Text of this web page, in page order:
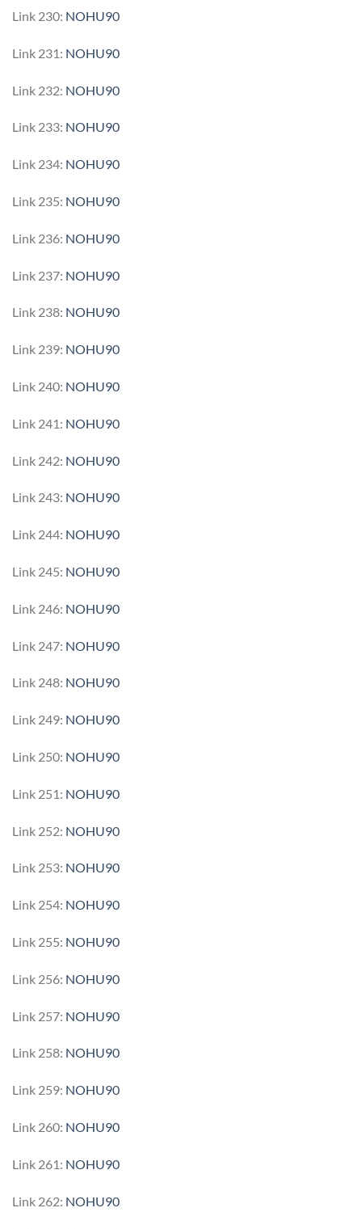
Link 230: NOHU90
Link 231: NOHU90
Link 232: NOHU90
Link 233: NOHU90
Link 234: NOHU90
Link 235: NOHU90
Link 236: NOHU90
Link 237: NOHU90
Link 238: NOHU90
Link 239: NOHU90
Link 240: NOHU90
Link 241: NOHU90
Link 242: NOHU90
Link 243: NOHU90
Link 244: NOHU90
Link 245: NOHU90
Link 246: NOHU90
Link 247: NOHU90
Link 248: NOHU90
Link 249: NOHU90
Link 250: NOHU90
Link 251: NOHU90
Link 252: NOHU90
Link 253: NOHU90
Link 254: NOHU90
Link 255: NOHU90
Link 256: NOHU90
Link 257: NOHU90
Link 258: NOHU90
Link 259: NOHU90
Link 260: NOHU90
Link 261: NOHU90
Link 262: NOHU90